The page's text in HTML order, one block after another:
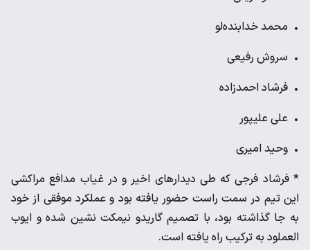
• محمد خدابنده‌لو
• سروش رفیعی
• فرشاد احمدزاده
• علی علیپور
• وحید امیری
* فرشاد فرجی که طی دیدارهای اخیر و در غیاب مدافع مراکشی
این تیم در سمت راست حضور یافته بود و عملکرد موفقی از خود
به جا گذاشته بود، با تصمیم گاریدو نیمکت نشین شده و ایوب
العملود به ترکیب راه یافته است.